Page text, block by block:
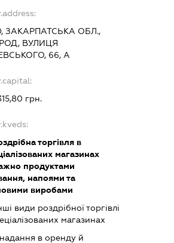
ЗАКАРПАТСЬКА ОБЛ.,
ВУЛИЦЯ
66, А
грн.
торгівля в
магазинах
продуктами
напоями та
виробами
види роздрібної торгівлі
магазинах
в оренду й